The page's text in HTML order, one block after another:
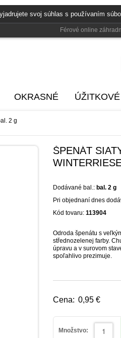
svoj súhlas s používaním
Férové online
OKRASNÉ ÚŽITKOVÉ
2 g
ŠPENÁT
Dodávané bal.: bal. 2 g
Pri objednaní dnes
Kód tovaru: 113904
Odroda špenátu s
střednozelenej farby.
úpravu a v surovom
spoľahlivo prezimuje.
Cena: 0,95 €
Množstvo: